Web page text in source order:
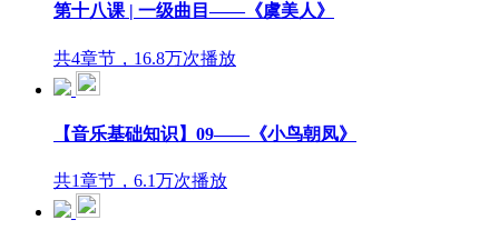
第十八课 | 一级曲目——《虞美人》
共4章节，16.8万次播放
【音乐基础知识】09——《小鸟朝凤》
共1章节，6.1万次播放